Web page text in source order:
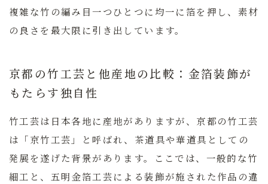
複雑な竹の編み目一つひとつに均一に箔を押し、素材
の良さを最大限に引き出しています。
京都の竹工芸と他産地の比較：金箔装飾が
もたらす独自性
竹工芸は日本各地に産地がありますが、京都の竹工芸
は「京竹工芸」と呼ばれ、茶道具や華道具としての
発展を遂げた背景があります。ここでは、一般的な竹
細工と、五明金箔工芸による装飾が施された作品の違